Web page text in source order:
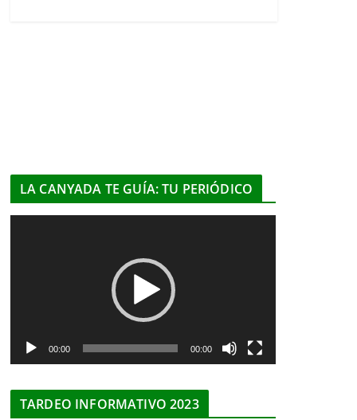
LA CANYADA TE GUÍA: TU PERIÓDICO
c
00:00 00:00
TARDEO INFORMATIVO 2023